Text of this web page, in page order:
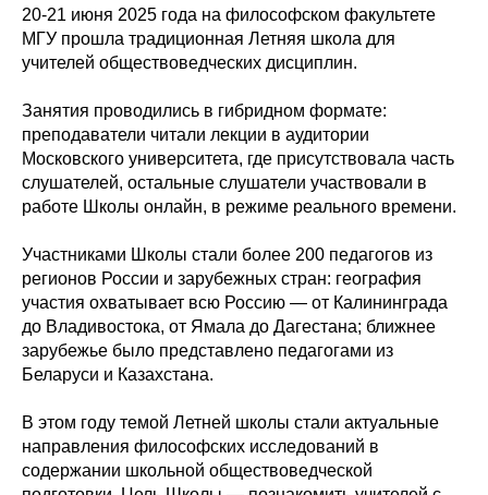
20-21 июня 2025 года на философском факультете
МГУ прошла традиционная Летняя школа для
учителей обществоведческих дисциплин.
Занятия проводились в гибридном формате:
преподаватели читали лекции в аудитории
Московского университета, где присутствовала часть
слушателей, остальные слушатели участвовали в
работе Школы онлайн, в режиме реального времени.
Участниками Школы стали более 200 педагогов из
регионов России и зарубежных стран: география
участия охватывает всю Россию — от Калининграда
до Владивостока, от Ямала до Дагестана; ближнее
зарубежье было представлено педагогами из
Беларуси и Казахстана.
В этом году темой Летней школы стали актуальные
направления философских исследований в
содержании школьной обществоведческой